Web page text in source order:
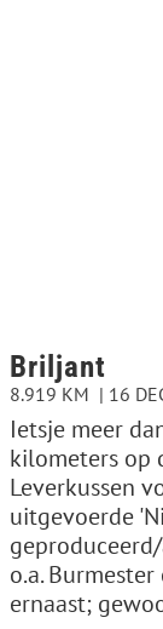
Briljant
8.919 KM 16
Ietsje meer
kilometers op
Leverkussen
uitgevoerde
o.a.
ernaast;